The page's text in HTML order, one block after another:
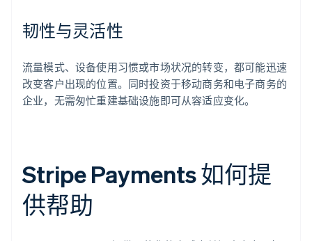
韧性与灵活性
流量模式、设备使用习惯或市场状况的转变，都可能迅速
改变客户出现的位置。同时投资于移动商务和电子商务的
企业，无需匆忙重建基础设施即可从容适应变化。
Stripe Payments 如何提
供帮助